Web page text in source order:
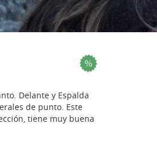
Delante y Espalda
de punto. Este
tiene muy buena